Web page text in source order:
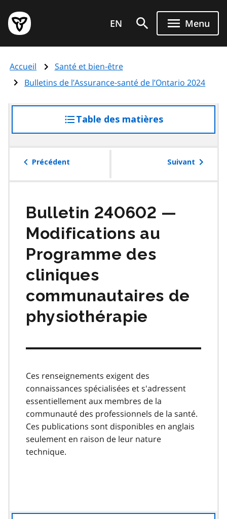
au
contenu
principal
Page
d'accueil
de
l'Ontario
EN Menu
Accueil
Santé et bien-être
Bulletins de l’Assurance-santé de l’Ontario 2024
Table des matières
à
table
Précédent Suivant
Bulletin 240602 —
Modifications au
Programme des
cliniques
communautaires de
physiothérapie
Ces renseignements exigent des
connaissances spécialisées et s'adressent
essentiellement aux membres de la
communauté des professionnels de la santé.
Ces publications sont disponibles en anglais
seulement en raison de leur nature
technique.